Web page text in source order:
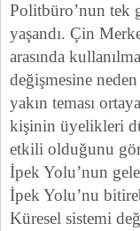
Politbüro’nun tek
yaşandı. Çin
arasında
değişmesine
yakın teması
kişinin üyelikleri
etkili olduğunu
İpek Yolu’nun
İpek Yolu’nu
Küresel sistemi